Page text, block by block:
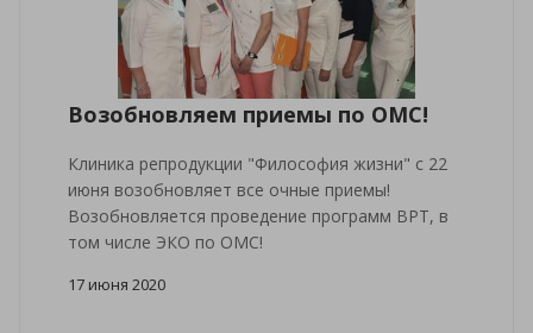
Возобновляем приемы по ОМС!
Клиника репродукции "Философия жизни" с 22
июня возобновляет все очные приемы!
Возобновляется проведение программ ВРТ, в
том числе ЭКО по ОМС!
17 июня 2020